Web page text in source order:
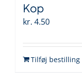
Kop
kr. 4.50
Tilføj bestilling